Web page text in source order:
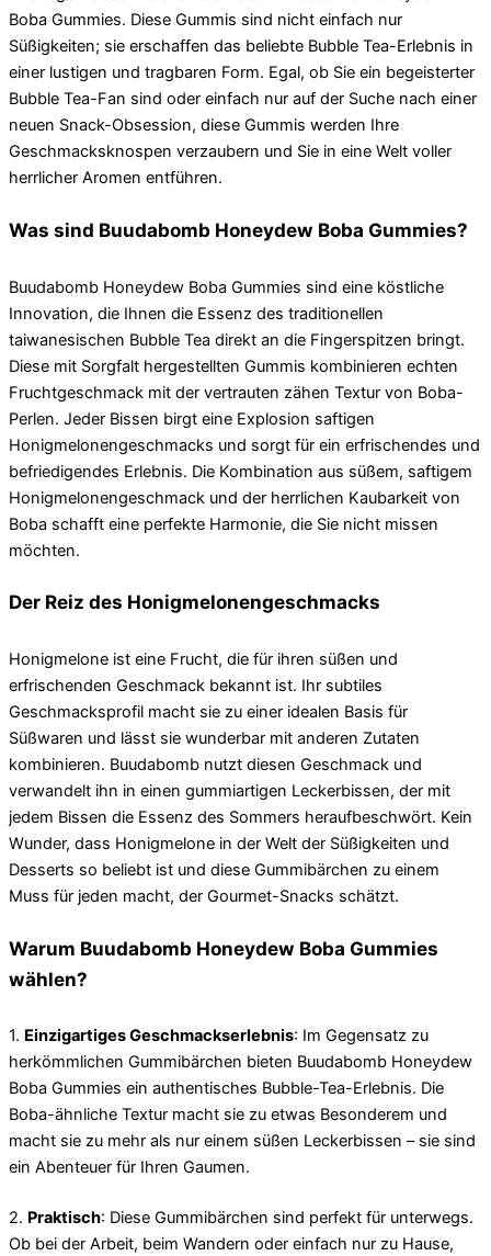
Boba Gummies. Diese Gummis sind nicht einfach nur
Süßigkeiten; sie erschaffen das beliebte Bubble Tea-Erlebnis in
einer lustigen und tragbaren Form. Egal, ob Sie ein begeisterter
Bubble Tea-Fan sind oder einfach nur auf der Suche nach einer
neuen Snack-Obsession, diese Gummis werden Ihre
Geschmacksknospen verzaubern und Sie in eine Welt voller
herrlicher Aromen entführen.
Was sind Buudabomb Honeydew Boba Gummies?
Buudabomb Honeydew Boba Gummies sind eine köstliche
Innovation, die Ihnen die Essenz des traditionellen
taiwanesischen Bubble Tea direkt an die Fingerspitzen bringt.
Diese mit Sorgfalt hergestellten Gummis kombinieren echten
Fruchtgeschmack mit der vertrauten zähen Textur von Boba-
Perlen. Jeder Bissen birgt eine Explosion saftigen
Honigmelonengeschmacks und sorgt für ein erfrischendes und
befriedigendes Erlebnis. Die Kombination aus süßem, saftigem
Honigmelonengeschmack und der herrlichen Kaubarkeit von
Boba schafft eine perfekte Harmonie, die Sie nicht missen
möchten.
Der Reiz des Honigmelonengeschmacks
Honigmelone ist eine Frucht, die für ihren süßen und
erfrischenden Geschmack bekannt ist. Ihr subtiles
Geschmacksprofil macht sie zu einer idealen Basis für
Süßwaren und lässt sie wunderbar mit anderen Zutaten
kombinieren. Buudabomb nutzt diesen Geschmack und
verwandelt ihn in einen gummiartigen Leckerbissen, der mit
jedem Bissen die Essenz des Sommers heraufbeschwört. Kein
Wunder, dass Honigmelone in der Welt der Süßigkeiten und
Desserts so beliebt ist und diese Gummibärchen zu einem
Muss für jeden macht, der Gourmet-Snacks schätzt.
Warum Buudabomb Honeydew Boba Gummies
wählen?
1. Einzigartiges Geschmackserlebnis: Im Gegensatz zu
herkömmlichen Gummibärchen bieten Buudabomb Honeydew
Boba Gummies ein authentisches Bubble-Tea-Erlebnis. Die
Boba-ähnliche Textur macht sie zu etwas Besonderem und
macht sie zu mehr als nur einem süßen Leckerbissen – sie sind
ein Abenteuer für Ihren Gaumen.
2. Praktisch: Diese Gummibärchen sind perfekt für unterwegs.
Ob bei der Arbeit, beim Wandern oder einfach nur zu Hause,